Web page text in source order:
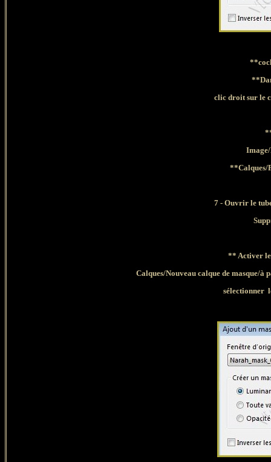
clic droit sur le
**Calques/
7 - Ouvrir le
** Activer
Calques/Nouveau calque de masque/
sélectionner